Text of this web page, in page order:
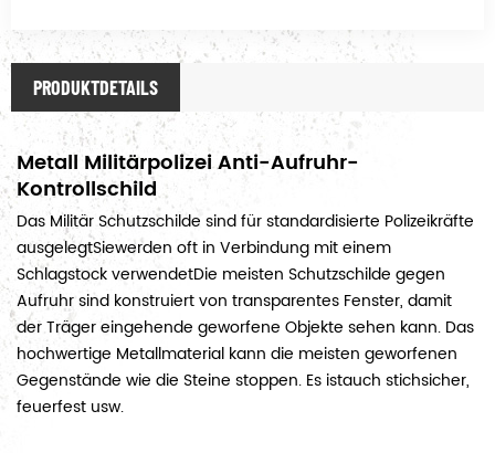
PRODUKTDETAILS
Metall Militärpolizei Anti-Aufruhr-
Kontrollschild
Das MilitärSchutzschilde sind für standardisierte Polizeikräfte
ausgelegtSiewerden oft in Verbindung mit einem
Schlagstock verwendetDie meisten Schutzschilde gegen
Aufruhr sind konstruiertvon transparentes Fenster, damit
der Träger eingehende geworfene Objekte sehen kann. Das
hochwertige Metallmaterial kann die meisten geworfenen
Gegenstände wie die Steine stoppen. Es istauch stichsicher,
feuerfest usw.